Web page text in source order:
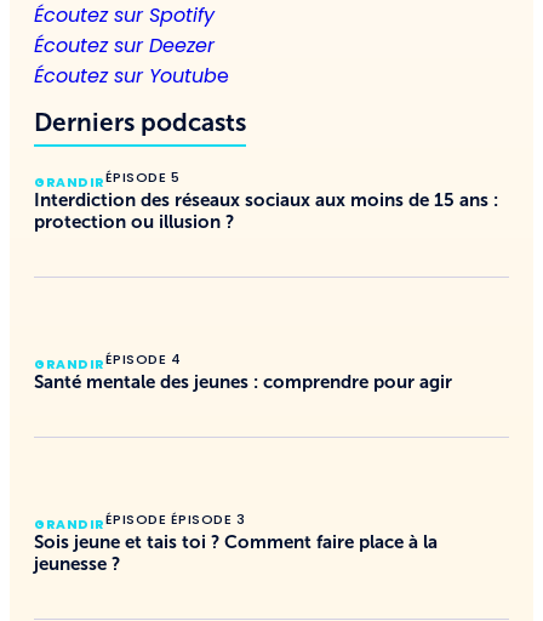
Écoutez sur Spotify
Écoutez sur Deezer
Écoutez sur Youtube
Derniers podcasts
GRANDIRÉPISODE 5
Interdiction des réseaux sociaux aux moins de 15 ans :
protection ou illusion ?
GRANDIRÉPISODE 4
Santé mentale des jeunes : comprendre pour agir
GRANDIRÉPISODE ÉPISODE 3
Sois jeune et tais toi ? Comment faire place à la
jeunesse ?